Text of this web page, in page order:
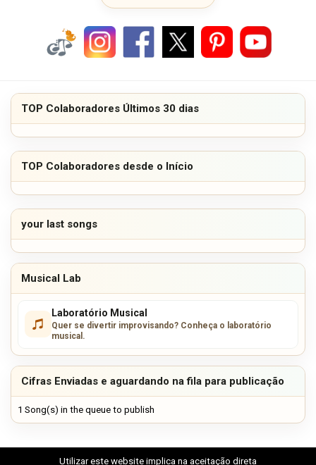
TOP Colaboradores Últimos 30 dias
TOP Colaboradores desde o Início
your last songs
Musical Lab
Laboratório Musical
Quer se divertir improvisando? Conheça o laboratório
musical.
Cifras Enviadas e aguardando na fila para publicação
1 Song(s) in the queue to publish
Utilizar este website implica na aceitação direta